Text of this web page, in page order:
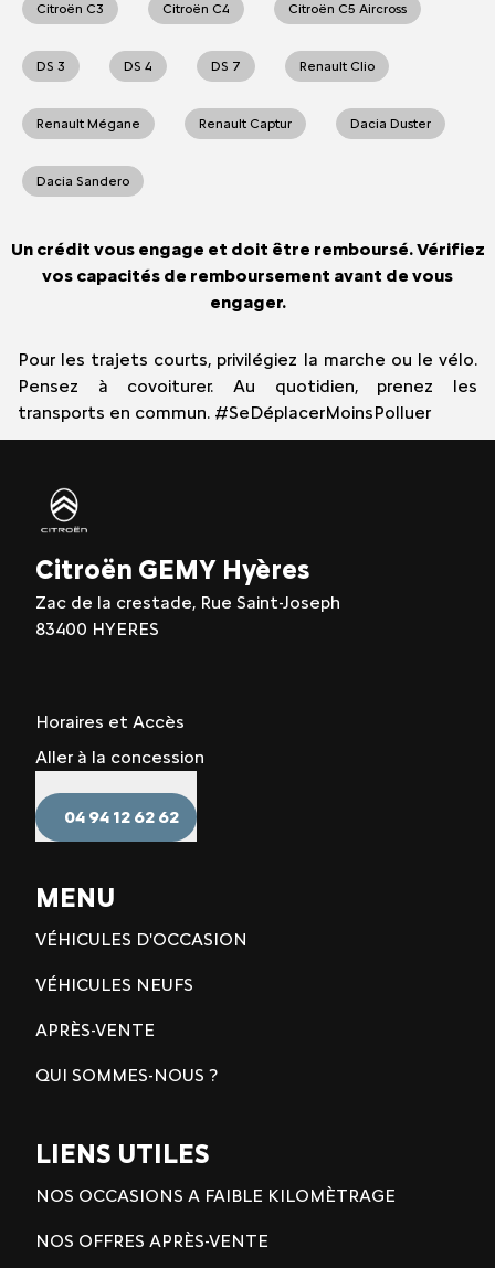
Citroën C3 Citroën C4 Citroën C5 Aircross
DS 3 DS 4 DS 7 Renault Clio
Renault Mégane Renault Captur Dacia Duster
Dacia Sandero
Un crédit vous engage et doit être remboursé. Vérifiez
vos capacités de remboursement avant de vous
engager.
Pour les trajets courts, privilégiez la marche ou le vélo.
Pensez à covoiturer. Au quotidien, prenez les
transports en commun. #SeDéplacerMoinsPolluer
Citroën GEMY Hyères
Zac de la crestade, Rue Saint-Joseph
83400 HYERES
Horaires et Accès
Aller à la concession
04 94 12 62 62
MENU
VÉHICULES D'OCCASION
VÉHICULES NEUFS
APRÈS-VENTE
QUI SOMMES-NOUS ?
LIENS UTILES
NOS OCCASIONS A FAIBLE KILOMÈTRAGE
NOS OFFRES APRÈS-VENTE